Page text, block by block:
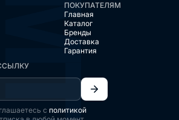
ПОКУПАТЕЛЯМ
Главная
Каталог
Бренды
Доставка
Гарантия
с политикой